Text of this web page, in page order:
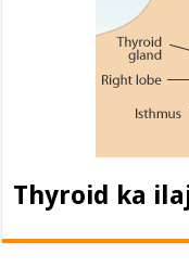
Thyroid ka ilaj